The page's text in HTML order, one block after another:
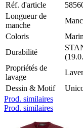
Réf. d'article
Longueur de
manche
Coloris
Durabilité
Propriétés de
lavage
Dessin & Motif
Prod. similaires
Prod. similaires